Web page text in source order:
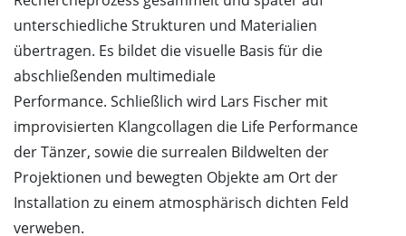
unterschiedliche Strukturen und Materialien
übertragen. Es bildet die visuelle Basis für die
abschließenden multimediale
Performance. Schließlich wird Lars Fischer mit
improvisierten Klangcollagen die Life Performance
der Tänzer, sowie die surrealen Bildwelten der
Projektionen und bewegten Objekte am Ort der
Installation zu einem atmosphärisch dichten Feld
verweben.